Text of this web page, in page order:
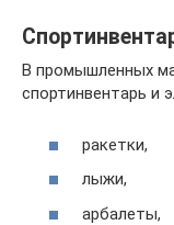
В промышленных
спортинвентарь и
ракетки,
лыжи,
арбалеты,